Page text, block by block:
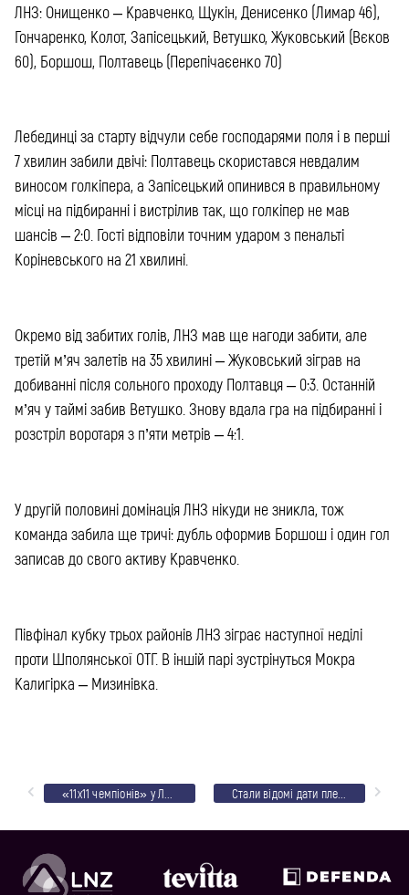
ЛНЗ: Онищенко – Кравченко, Щукін, Денисенко (Лимар 46),
Гончаренко, Колот, Запісецький, Ветушко, Жуковський (Вєков
60), Боршош, Полтавець (Перепічаєенко 70)
Лебединці за старту відчули себе господарями поля і в перші
7 хвилин забили двічі: Полтавець скористався невдалим
виносом голкіпера, а Запісецький опинився в правильному
місці на підбиранні і вистрілив так, що голкіпер не мав
шансів – 2:0. Гості відповіли точним ударом з пенальті
Коріневського на 21 хвилині.
Окремо від забитих голів, ЛНЗ мав ще нагоди забити, але
третій м’яч залетів на 35 хвилині – Жуковський зіграв на
добиванні після сольного проходу Полтавця – 0:3. Останній
м’яч у таймі забив Ветушко. Знову вдала гра на підбиранні і
розстріл воротаря з п’яти метрів – 4:1.
У другій половині домінація ЛНЗ нікуди не зникла, тож
команда забила ще тричі: дубль оформив Боршош і один гол
записав до свого активу Кравченко.
Півфінал кубку трьох районів ЛНЗ зіграє наступної неділі
проти Шполянської ОТГ. В іншій парі зустрінуться Мокра
Калигірка – Мизинівка.